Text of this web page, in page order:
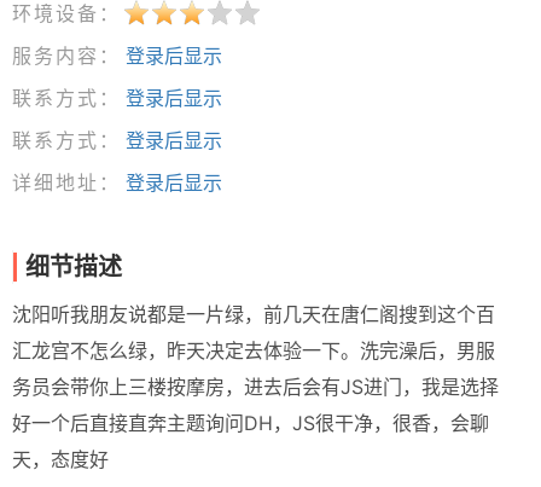
环境设备：
服务内容：
登录后显示
联系方式：
登录后显示
联系方式：
登录后显示
详细地址：
登录后显示
细节描述
沈阳听我朋友说都是一片绿，前几天在唐仁阁搜到这个百
汇龙宫不怎么绿，昨天决定去体验一下。洗完澡后，男服
务员会带你上三楼按摩房，进去后会有JS进门，我是选择
好一个后直接直奔主题询问DH，JS很干净，很香，会聊
天，态度好